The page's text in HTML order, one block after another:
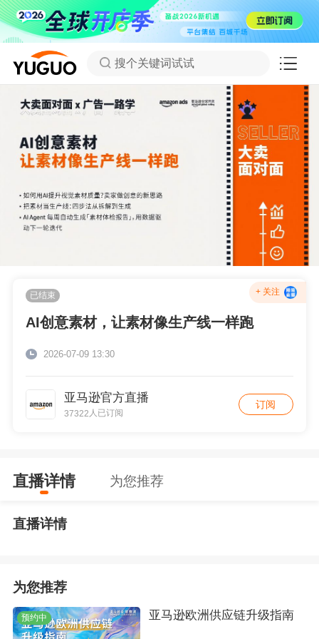
搜个关键词试试
已结束 + 关注
AI创意素材，让素材像生产线一样跑
2026-07-09 13:30
亚马逊官方直播
37322 人已订阅
订阅
直播详情 为您推荐
直播详情
为您推荐
预约中 亚马逊欧洲供应链升级指南